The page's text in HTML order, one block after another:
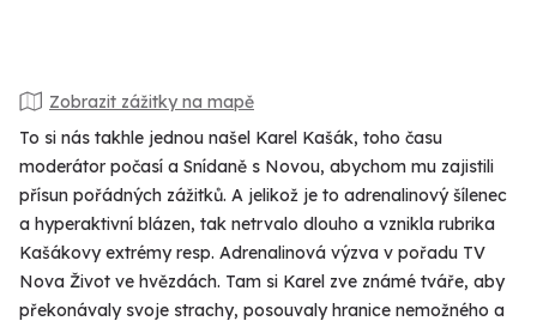
Zobrazit zážitky na mapě
To si nás takhle jednou našel Karel Kašák, toho času
moderátor počasí a Snídaně s Novou, abychom mu zajistili
přísun pořádných zážitků. A jelikož je to adrenalinový šílenec
a hyperaktivní blázen, tak netrvalo dlouho a vznikla rubrika
Kašákovy extrémy resp. Adrenalinová výzva v pořadu TV
Nova Život ve hvězdách. Tam si Karel zve známé tváře, aby
překonávaly svoje strachy, posouvaly hranice nemožného a